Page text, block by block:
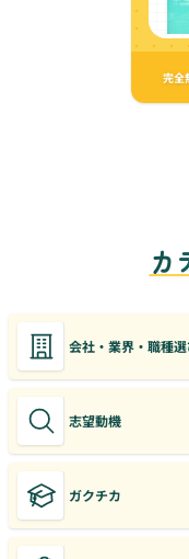
完全
カ
会社・業界・職種
志望動機
ガクチカ